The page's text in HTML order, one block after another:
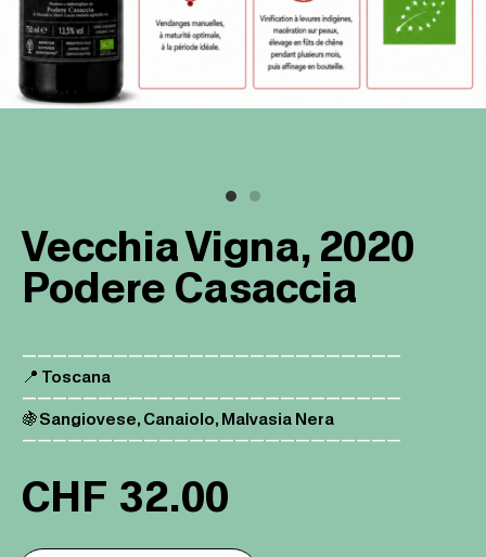
Vecchia Vigna, 2020
Podere Casaccia
—————————————————————————
📍 Toscana
—————————————————————————
🍇Sangiovese, Canaiolo, Malvasia Nera
—————————————————————————
CHF 32.00